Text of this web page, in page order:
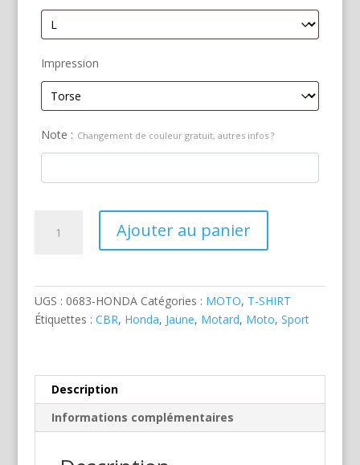
Impression
Note : Changement de couleur gratuit, autres infos ?
F
Jaune
Ajouter au panier
UGS : 0683-HONDA Catégories : MOTO, T-SHIRT
Étiquettes : CBR, Honda, Jaune, Motard, Moto, Sport
Description
Informations complémentaires